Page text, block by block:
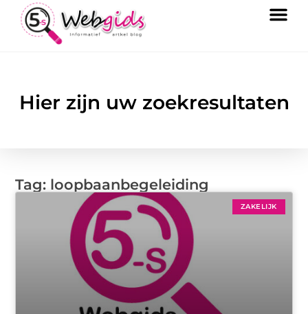
Hier zijn uw zoekresultaten
Tag: loopbaanbegeleiding
ZAKELIJK